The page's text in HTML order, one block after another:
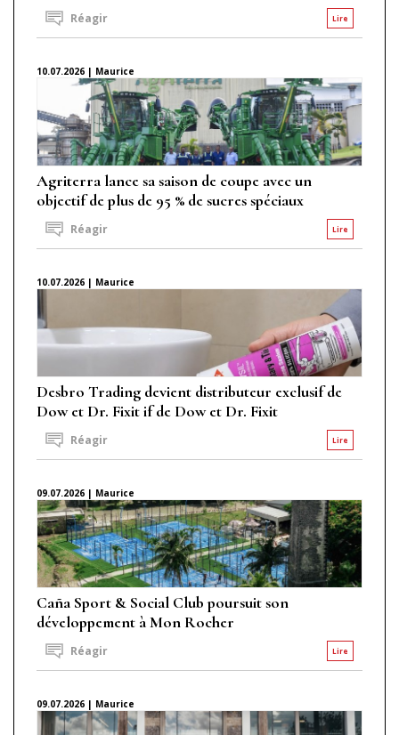
Lire
Réagir
10.07.2026 | Maurice
Agriterra lance sa saison de coupe avec un
objectif de plus de 95 % de sucres spéciaux
Lire
Réagir
10.07.2026 | Maurice
Desbro Trading devient distributeur exclusif de
Dow et Dr. Fixit if de Dow et Dr. Fixit
Lire
Réagir
09.07.2026 | Maurice
Caña Sport & Social Club poursuit son
développement à Mon Rocher
Lire
Réagir
09.07.2026 | Maurice